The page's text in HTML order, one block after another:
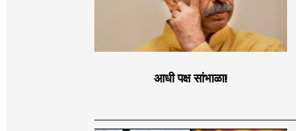
आधी पक्ष सांभाळा!